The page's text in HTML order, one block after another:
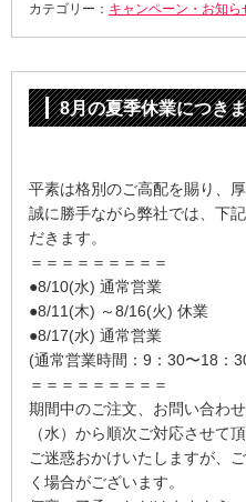
カテゴリー： キャンペーン・お知ら
8月の夏季休業につき
平素は格別のご高配を賜り、
誠に勝手ながら弊社では、下
だきます。
＝＝＝＝＝＝＝＝＝
●8/10(水) 通常営業
●8/11(木) ～8/16(火) 休業
●8/17(水) 通常営業
(通常営業時間：9：30〜18：
＝＝＝＝＝＝＝＝＝
期間中のご注文、お問い合わ
（水）から順次ご対応させて頂
ご迷惑おかけいたしますが、
く場合がございます。